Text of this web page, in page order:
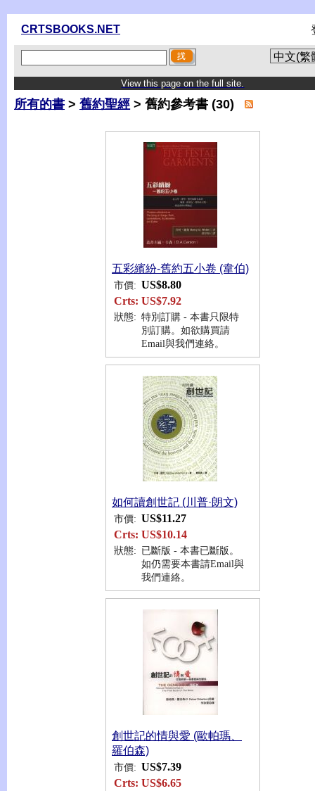
CRTSBOOKS.NET
View this page on the full site.
所有的書 > 舊約聖經 > 舊約參考書 (30)
五彩繽紛-舊約五小卷 (韋伯)
市價: US$8.80
Crts: US$7.92
狀態: 特別訂購 - 本書只限特
別訂購。如欲購買請
Email與我們連絡。
如何讀創世記 (川普·朗文)
市價: US$11.27
Crts: US$10.14
狀態: 已斷版 - 本書已斷版。
如仍需要本書請Email與
我們連絡。
創世記的情與愛 (歐帕瑪、
羅伯森)
市價: US$7.39
Crts: US$6.65